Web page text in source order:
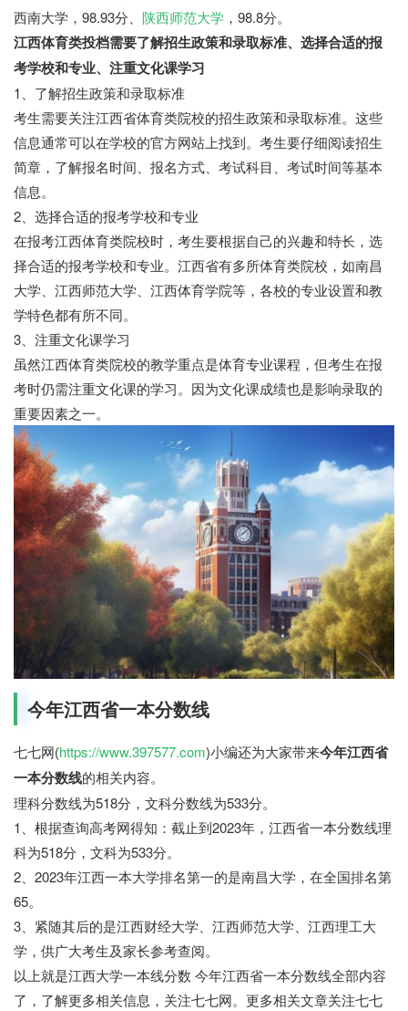
西南大学，98.93分、 陕西师范大学 ，98.8分。
江西体育类投档需要了解招生政策和录取标准、选择合适的报
考学校和专业、注重文化课学习
1、了解招生政策和录取标准
考生需要关注江西省体育类院校的招生政策和录取标准。这些
信息通常可以在学校的官方网站上找到。考生要仔细阅读招生
简章，了解报名时间、报名方式、考试科目、考试时间等基本
信息。
2、选择合适的报考学校和专业
在报考江西体育类院校时，考生要根据自己的兴趣和特长，选
择合适的报考学校和专业。江西省有多所体育类院校，如南昌
大学、江西师范大学、江西体育学院等，各校的专业设置和教
学特色都有所不同。
3、注重文化课学习
虽然江西体育类院校的教学重点是体育专业课程，但考生在报
考时仍需注重文化课的学习。因为文化课成绩也是影响录取的
重要因素之一。
今年江西省一本分数线
七七网(https://www.397577.com)小编还为大家带来今年江西省
一本分数线的相关内容。
理科分数线为518分，文科分数线为533分。
1、根据查询高考网得知：截止到2023年，江西省一本分数线理
科为518分，文科为533分。
2、2023年江西一本大学排名第一的是南昌大学，在全国排名第
65。
3、紧随其后的是江西财经大学、江西师范大学、江西理工大
学，供广大考生及家长参考查阅。
以上就是江西大学一本线分数 今年江西省一本分数线全部内容
了，了解更多相关信息，关注七七网。更多相关文章关注七七